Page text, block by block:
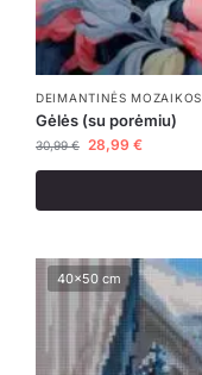
DEIMANTINĖS MOZAIKOS
Gėlės (su porėmiu)
30,99€ 28,99 €
40x50 cm